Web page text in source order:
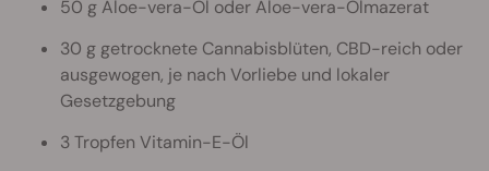
50 g Aloe-vera-Öl oder Aloe-vera-Ölmazerat
30 g getrocknete Cannabisblüten, CBD-reich oder
ausgewogen, je nach Vorliebe und lokaler
Gesetzgebung
3 Tropfen Vitamin-E-Öl